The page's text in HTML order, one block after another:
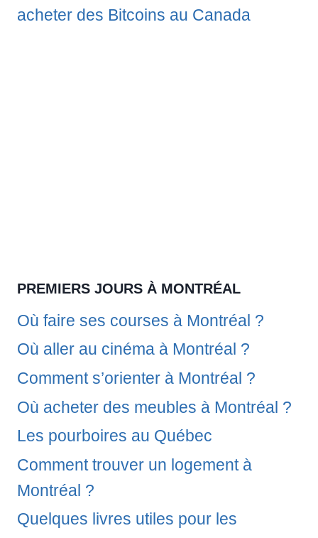
acheter des Bitcoins au Canada
PREMIERS JOURS À MONTRÉAL
Où faire ses courses à Montréal ?
Où aller au cinéma à Montréal ?
Comment s’orienter à Montréal ?
Où acheter des meubles à Montréal ?
Les pourboires au Québec
Comment trouver un logement à
Montréal ?
Quelques livres utiles pour les